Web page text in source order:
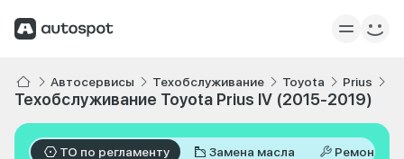
Автосервисы Техобслуживание Toyota Prius
Техобслуживание Toyota Prius IV (2015-2019)
ТО по регламенту Замена масла Ремонт